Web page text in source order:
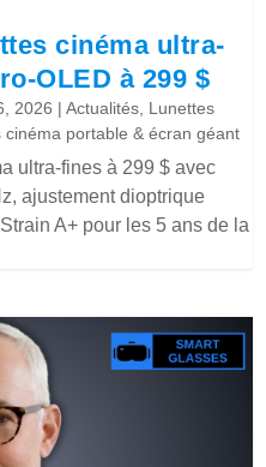
cinéma ultra-
OLED à 299 $
2026 |Actualités, Lunettes
cinéma portable & écran géant
ultra-fines à 299 $ avec
ajustement dioptrique
A+ pour les 5 ans de la